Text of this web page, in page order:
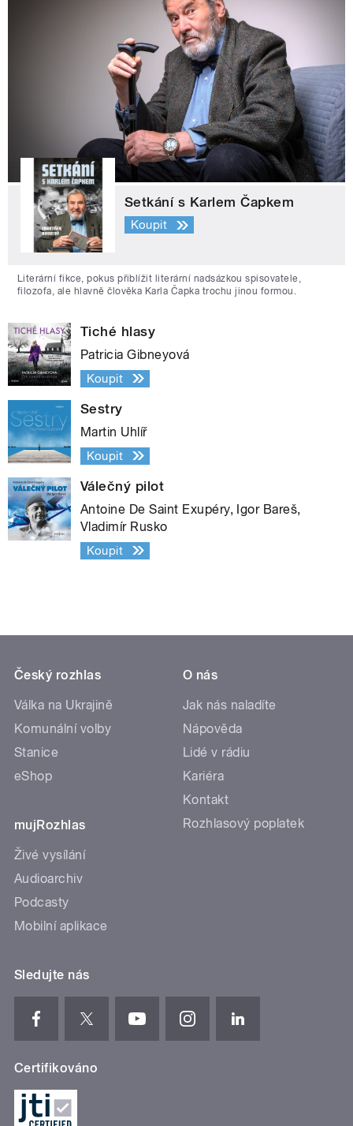
Setkání s Karlem Čapkem
Koupit
Literární fikce, pokus přiblížit literární nadsázkou spisovatele,
filozofa, ale hlavně člověka Karla Čapka trochu jinou formou.
Tiché hlasy
Patricia Gibneyová
Koupit
Sestry
Martin Uhlíř
Koupit
Válečný pilot
Antoine De Saint Exupéry, Igor Bareš,
Vladimír Rusko
Koupit
Český rozhlas
Válka na Ukrajině
Komunální volby
Stanice
eShop
mujRozhlas
Živé vysílání
Audioarchiv
Podcasty
Mobilní aplikace
O nás
Jak nás naladíte
Nápověda
Lidé v rádiu
Kariéra
Kontakt
Rozhlasový poplatek
Sledujte nás
Certifikováno